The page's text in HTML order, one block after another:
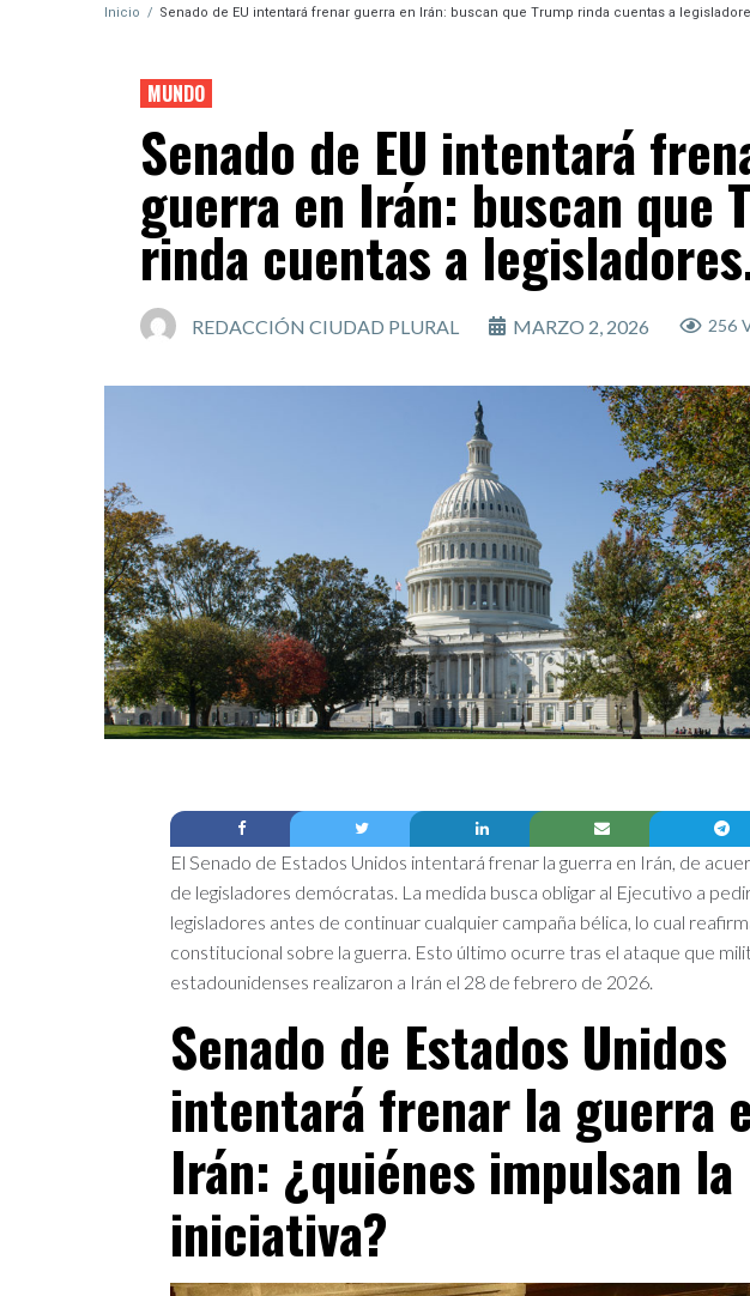
Inicio / Senado de EU intentará frenar guerra en Irán: buscan que Trump rinda cuentas a
MUNDO
Senado de EU intentará
guerra en Irán: buscan que
rinda cuentas a
REDACCIÓN CIUDAD PLURAL MARZO 2, 2026 256
El Senado de Estados Unidos intentará frenar la guerra en Irán, de
de legisladores demócratas. La medida busca obligar al Ejecutivo a
legisladores antes de continuar cualquier campaña bélica, lo cual
constitucional sobre la guerra. Esto último ocurre tras el ataque que
estadounidenses realizaron a Irán el 28 de febrero de 2026.
Senado de Estados Unidos
intentará frenar la guerra
Irán: ¿quiénes impulsan la
iniciativa?